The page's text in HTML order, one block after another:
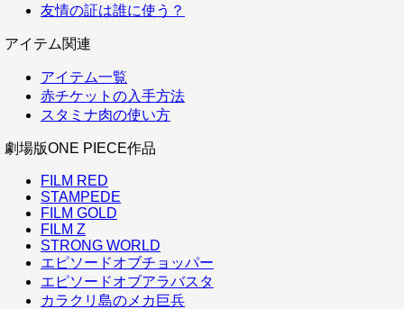
友情の証は誰に使う？
アイテム関連
アイテム一覧
赤チケットの入手方法
スタミナ肉の使い方
劇場版ONE PIECE作品
FILM RED
STAMPEDE
FILM GOLD
FILM Z
STRONG WORLD
エピソードオブチョッパー
エピソードオブアラバスタ
カラクリ島のメカ巨兵